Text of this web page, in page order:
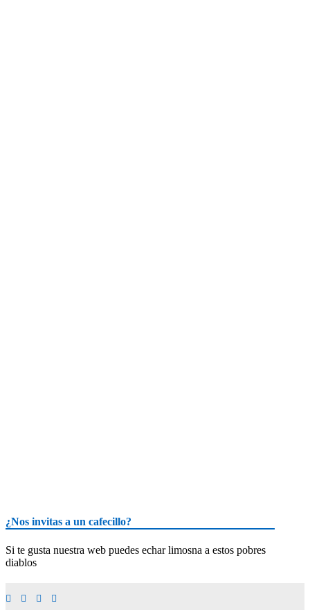
¿Nos invitas a un cafecillo?
Si te gusta nuestra web puedes echar limosna a estos pobres
diablos